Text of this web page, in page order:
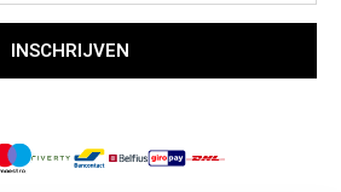
INSCHRIJVEN